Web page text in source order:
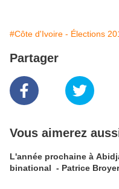
#Côte d'Ivoire - Élections
Partager
Vous aimerez
L'année prochaine à
binational - Patrice Broyer